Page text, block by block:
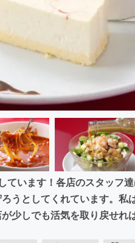
CAMPFIRE for
CAMPFIREふる
ています！各店のスタッフ
うとしてくれています。私
少しでも活気を取り戻せ